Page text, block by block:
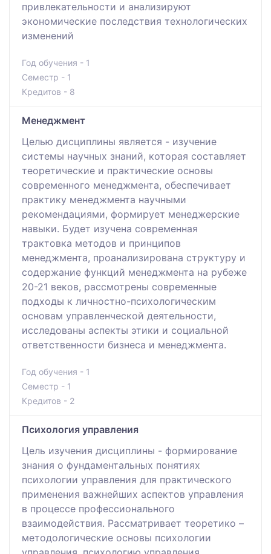
привлекательности и анализируют
экономические последствия технологических
изменений
Год обучения - 1
Семестр - 1
Кредитов - 8
Менеджмент
Целью дисциплины является - изучение
системы научных знаний, которая составляет
теоретические и практические основы
современного менеджмента, обеспечивает
практику менеджмента научными
рекомендациями, формирует менеджерские
навыки. Будет изучена современная
трактовка методов и принципов
менеджмента, проанализирована структуру и
содержание функций менеджмента на рубеже
20-21 веков, рассмотрены современные
подходы к личностно-психологическим
основам управленческой деятельности,
исследованы аспекты этики и социальной
ответственности бизнеса и менеджмента.
Год обучения - 1
Семестр - 1
Кредитов - 2
Психология управления
Цель изучения дисциплины - формирование
знания о фундаментальных понятиях
психологии управления для практического
применения важнейших аспектов управления
в процессе профессионального
взаимодействия. Рассматривает теоретико –
методологические основы психологии